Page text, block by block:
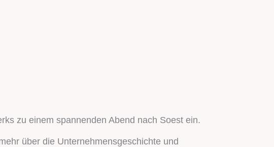
zu einem spannenden Abend nach Soest ein.
über die Unternehmensgeschichte und